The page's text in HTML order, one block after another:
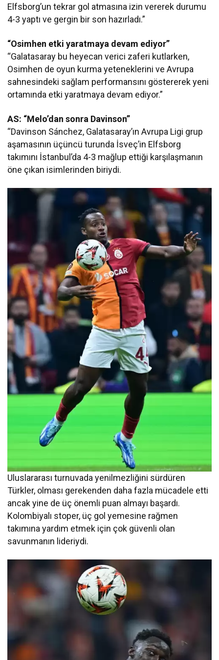
Elfsborg’un tekrar gol atmasına izin vererek durumu
4-3 yaptı ve gergin bir son hazırladı.”
“Osimhen etki yaratmaya devam ediyor”
“Galatasaray bu heyecan verici zaferi kutlarken,
Osimhen de oyun kurma yeteneklerini ve Avrupa
sahnesindeki sağlam performansını göstererek yeni
ortamında etki yaratmaya devam ediyor.”
AS: “Melo’dan sonra Davinson”
“Davinson Sánchez, Galatasaray’ın Avrupa Ligi grup
aşamasının üçüncü turunda İsveç’in Elfsborg
takımını İstanbul’da 4-3 mağlup ettiği karşılaşmanın
öne çıkan isimlerinden biriydi.
Uluslararası turnuvada yenilmezliğini sürdüren
Türkler, olması gerekenden daha fazla mücadele etti
ancak yine de üç önemli puan almayı başardı.
Kolombiyalı stoper, üç gol yemesine rağmen
takımına yardım etmek için çok güvenli olan
savunmanın lideriydi.